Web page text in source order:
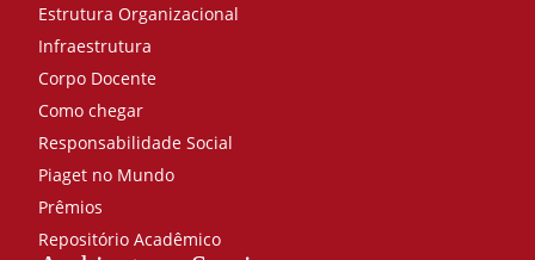
Estrutura Organizacional
Infraestrutura
Corpo Docente
Como chegar
Responsabilidade Social
Piaget no Mundo
Prêmios
Repositório Acadêmico